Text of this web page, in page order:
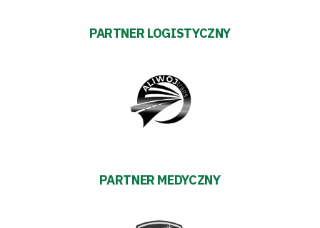
PARTNER LOGISTYCZNY
PARTNER MEDYCZNY